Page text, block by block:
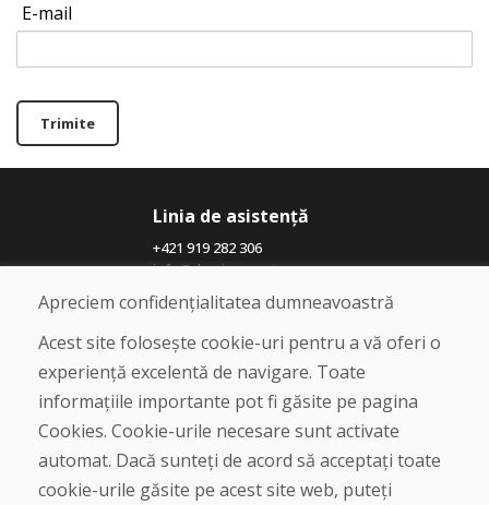
E-mail
Trimite
Linia de asistență
+421 919 282 306
info@domivosport.ro
Blog
Despre noi
Magazin
Contact
Cumpărare
Apreciem confidențialitatea dumneavoastră
Acest site folosește cookie-uri pentru a vă oferi o
experiență excelentă de navigare. Toate
informațiile importante pot fi găsite pe pagina
Cookies. Cookie-urile necesare sunt activate
automat. Dacă sunteți de acord să acceptați toate
cookie-urile găsite pe acest site web, puteți